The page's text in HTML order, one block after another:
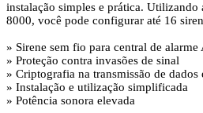
instalação simples e prática. Utilizando
8000, você pode configurar até 16
» Sirene sem fio para central de
» Proteção contra invasões de sinal
» Criptografia na transmissão de
» Instalação e utilização simplificada
» Potência sonora elevada